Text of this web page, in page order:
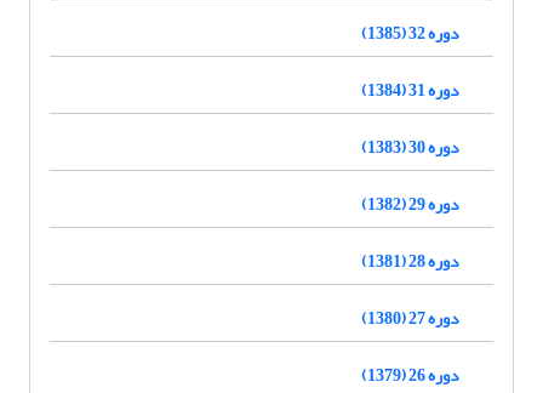
دوره 32 (1385)
دوره 31 (1384)
دوره 30 (1383)
دوره 29 (1382)
دوره 28 (1381)
دوره 27 (1380)
دوره 26 (1379)